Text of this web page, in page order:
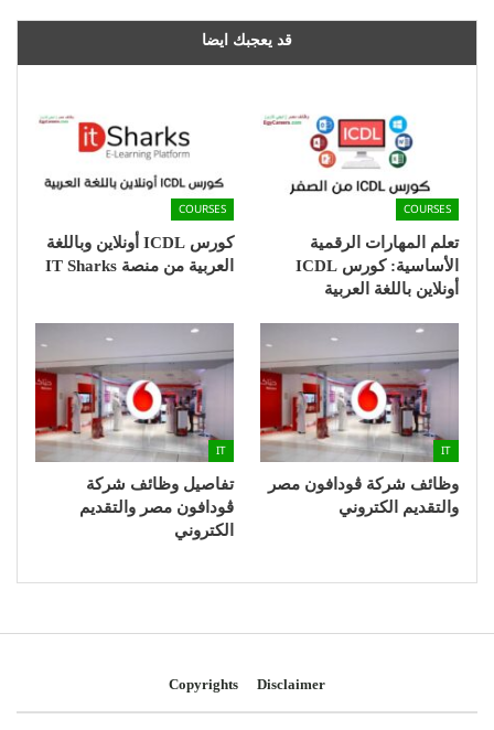
قد يعجبك ايضا
COURSES
تعلم المهارات الرقمية
الأساسية: كورس ICDL
أونلاين باللغة العربية
COURSES
كورس ICDL أونلاين وباللغة
العربية من منصة IT Sharks
IT
وظائف شركة ڤودافون مصر
والتقديم الكتروني
IT
تفاصيل وظائف شركة
ڤودافون مصر والتقديم
الكتروني
Disclaimer
Copyrights